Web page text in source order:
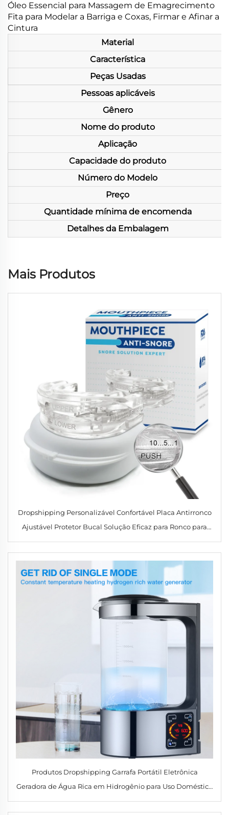
Óleo Essencial para Massagem de Emagrecimento
Fita para Modelar a Barriga e Coxas, Firmar e Afinar a
Cintura
Material
Característica
Peças Usadas
Pessoas aplicáveis
Gênero
Nome do produto
Aplicação
Capacidade do produto
Número do Modelo
Preço
Quantidade mínima de encomenda
Detalhes da Embalagem
Mais Produtos
Dropshipping Personalizável Confortável Placa Antirronco
Ajustável Protetor Bucal Solução Eficaz para Ronco para
Homens e Mulheres
Produtos Dropshipping Garrafa Portátil Eletrônica
Geradora de Água Rica em Hidrogênio para Uso Doméstico
Purificador de Água